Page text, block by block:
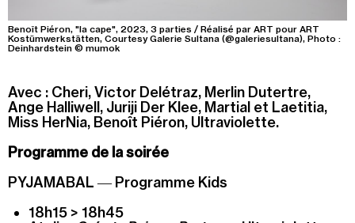
Benoît Piéron, "la cape", 2023, 3 parties / Réalisé par ART pour ART
Kostümwerkstätten, Courtesy Galerie Sultana (@galeriesultana), Photo :
Deinhardstein © mumok
Avec : Cheri, Victor Delétraz, Merlin Dutertre,
Ange Halliwell, Juriji Der Klee, Martial et Laetitia,
Miss HerNia, Benoît Piéron, Ultraviolette.
Programme de la soirée
PYJAMABAL― Programme Kids
18h15 > 18h45